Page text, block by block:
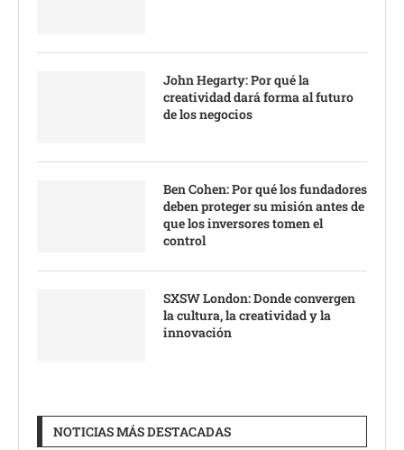
John Hegarty: Por qué la
creatividad dará forma al futuro
de los negocios
Ben Cohen: Por qué los fundadores
deben proteger su misión antes de
que los inversores tomen el
control
SXSW London: Donde convergen
la cultura, la creatividad y la
innovación
NOTICIAS MÁS DESTACADAS